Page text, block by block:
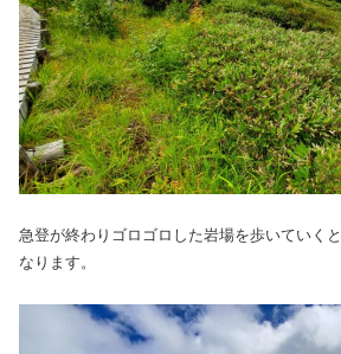
急登が終わりゴロゴロした岩場を歩いていく
なります。